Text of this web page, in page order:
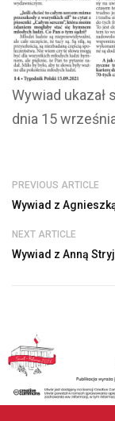
Wywiad ukazał
dnia 15
PREVIOUS ARTICLE
Wywiad z
NEXT ARTICLE
Wywiad z Anną